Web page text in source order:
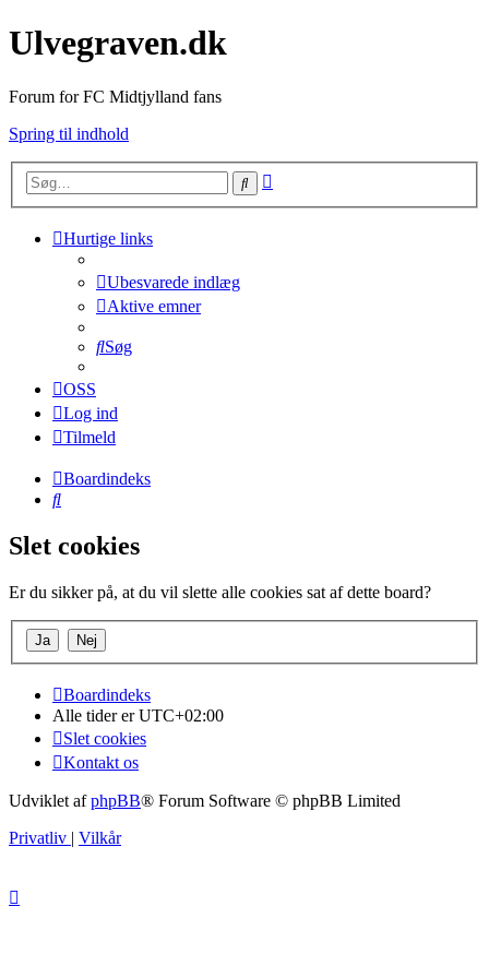
Ulvegraven.dk
Forum for FC Midtjylland fans
Spring til indhold
Søg
Hurtige links
Ubesvarede indlæg
Aktive emner
Søg
OSS
Log ind
Tilmeld
Boardindeks
Søg
Slet cookies
Er du sikker på, at du vil slette alle cookies sat af dette board?
Boardindeks
Alle tider erUTC+02:00
Slet cookies
Kontakt os
Udviklet afphpBB® Forum Software © phpBB Limited
Privatliv | Vilkår